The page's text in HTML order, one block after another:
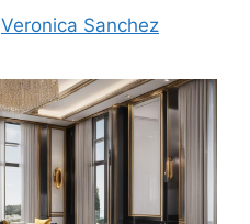
Veronica Sanchez